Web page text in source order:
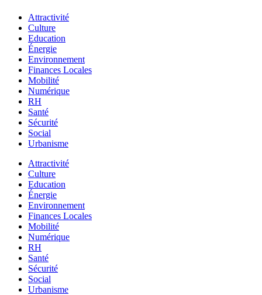
Attractivité
Culture
Education
Énergie
Environnement
Finances Locales
Mobilité
Numérique
RH
Santé
Sécurité
Social
Urbanisme
Attractivité
Culture
Education
Énergie
Environnement
Finances Locales
Mobilité
Numérique
RH
Santé
Sécurité
Social
Urbanisme